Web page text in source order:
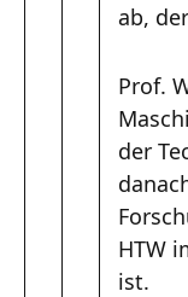
ab,
Prof.
der
HTW
ist.